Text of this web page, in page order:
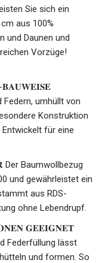
Sie sich ein
aus 100%
und Daunen und
Vorzüge!
𝐁𝐀𝐔𝐖𝐄𝐈𝐒𝐄
Federn, umhüllt von
Konstruktion
für eine
Baumwollbezug
und gewährleistet ein
aus RDS-
ohne Lebendrupf.
𝐆𝐄𝐄𝐈𝐆𝐍𝐄𝐓
Federfüllung lässt
und formen. So